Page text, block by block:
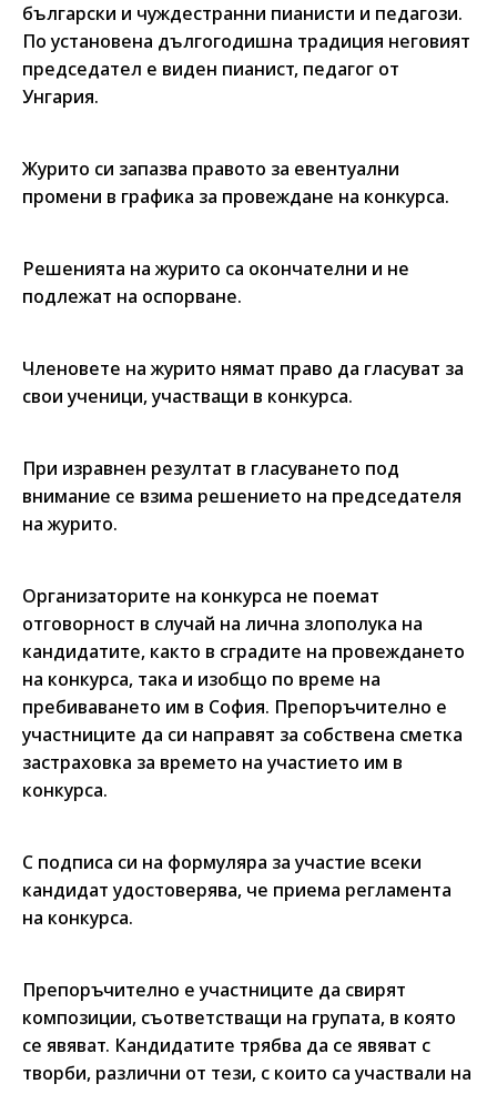
български и чуждестранни пианисти и педагози.
По установена дългогодишна традиция неговият
председател е виден пианист, педагог от
Унгария.
Журито си запазва правото за евентуални
промени в графика за провеждане на конкурса.
Решенията на журито са окончателни и не
подлежат на оспорване.
Членовете на журито нямат право да гласуват за
свои ученици, участващи в конкурса.
При изравнен резултат в гласуването под
внимание се взима решението на председателя
на журито.
Организаторите на конкурса не поемат
отговорност в случай на лична злополука на
кандидатите, както в сградите на провеждането
на конкурса, така и изобщо по време на
пребиваването им в София. Препоръчително е
участниците да си направят за собствена сметка
застраховка за времето на участието им в
конкурса.
С подписа си на формуляра за участие всеки
кандидат удостоверява, че приема регламента
на конкурса.
Препоръчително е участниците да свирят
композиции, съответстващи на групата, в която
се явяват. Кандидатите трябва да се явяват с
творби, различни от тези, с които са участвали на